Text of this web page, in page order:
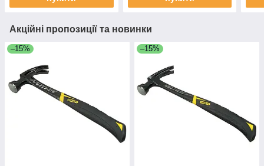
Акційні пропозиції та новинки
–15% –15%